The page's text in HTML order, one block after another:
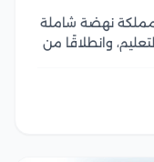
نهضة شاملة
وانطلاقًا من
المستوى...